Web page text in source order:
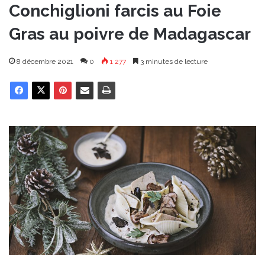
Conchiglioni farcis au Foie
Gras au poivre de Madagascar
8 décembre 2021 0 1 277 3 minutes de lecture